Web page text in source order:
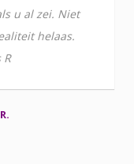
u al zei. Niet
helaas.
R